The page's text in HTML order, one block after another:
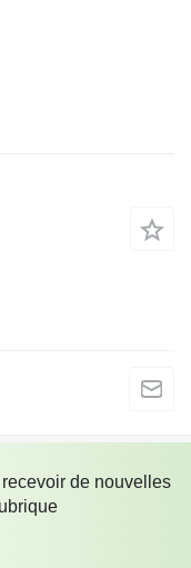
de nouvelles